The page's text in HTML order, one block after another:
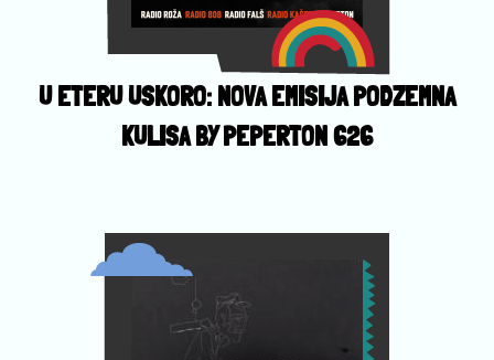
U ETERU USKORO: NOVA EMISIJA PODZEMNA
KULISA BY PEPERTON 626